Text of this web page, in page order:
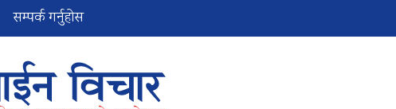
सम्पर्क गर्नुहोस